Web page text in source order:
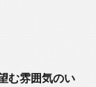
む雰囲気のい